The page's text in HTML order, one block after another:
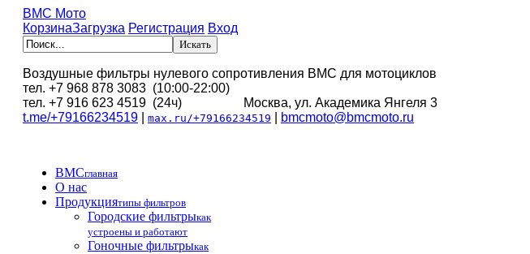
BMC Мото
КорзинаЗагрузка Регистрация Вход
Воздушные фильтры нулевого сопротивления BMC для мотоциклов
тел. +7 968 878 3083 (10:00-22:00)
тел. +7 916 623 4519 (24ч) Москва, ул. Академика Янгеля 3
t.me/+79166234519
max.ru/+79166234519 bmcmoto@bmcmoto.ru
BMCглавная
О нас
Продукциятипы фильтров
Городские фильтрыкак
устроены и работают
Гоночные фильтрыкак